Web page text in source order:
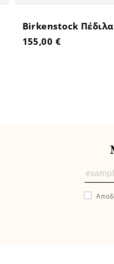
Birkenstock Πέδιλα
155,00 €
εδώ